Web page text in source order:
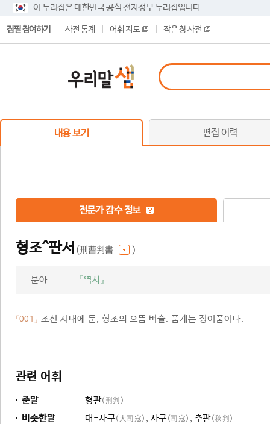
이 누리집은 대한민국 공식 전자정부 누리집입니다.
집필 참여하기 사전 통계 어휘 지도 작은 창 사전
내용 보기 편집 이력
전문가 감수 정보
형조^판서 (刑曹判書 )
분야 『역사』
「001」 조선 시대에 둔, 형조의 으뜸 벼슬. 품계는 정이품이다.
관련 어휘
준말 형판(刑判)
비슷한말 대-사구(大司寇) , 사구 (司寇) , 추판(秋判)